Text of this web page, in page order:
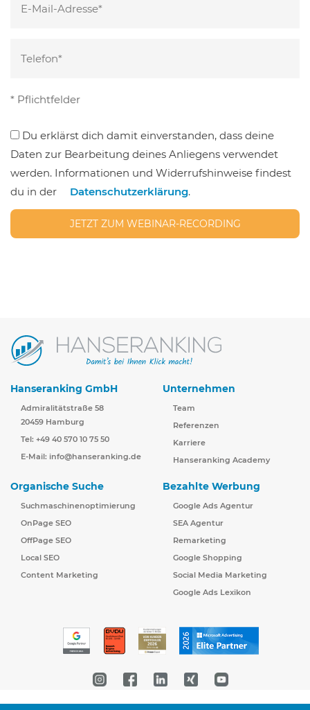
lasse
Feld
Bitte
dieses
Feld
leer.
* Pflichtfelder
Du erklärst dich damit einverstanden, dass deine
Daten zur Bearbeitung deines Anliegens verwendet
werden. Informationen und Widerrufshinweise findest
du in der
Datenschutzerklärung.
lasse
Hanseranking GmbH
Admiralitätstraße 58
20459 Hamburg
Tel: +49 40 570 10 75 50
E-Mail: info@hanseranking.de
Unternehmen
Team
Referenzen
Karriere
Hanseranking Academy
Organische Suche
Suchmaschinenoptimierung
OnPage SEO
OffPage SEO
Local SEO
Content Marketing
Bezahlte Werbung
Google Ads Agentur
SEA Agentur
Remarketing
Google Shopping
Social Media Marketing
Google Ads Lexikon